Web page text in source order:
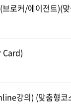
로커/에이전트)(
Card)
강의) (맞춤형코